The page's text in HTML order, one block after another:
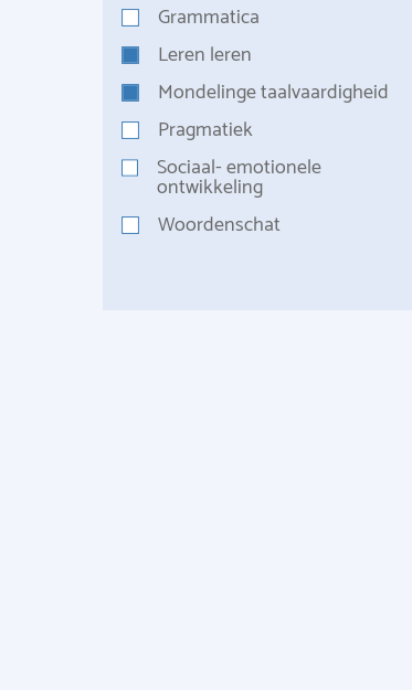
Grammatica
Leren leren
Mondelinge taalvaardigheid
Pragmatiek
Sociaal- emotionele
ontwikkeling
Woordenschat